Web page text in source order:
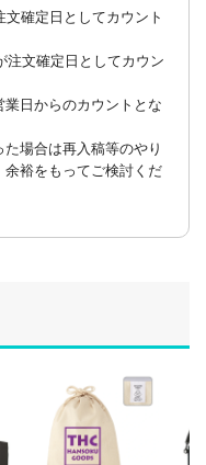
確定日としてカウント
注文確定日としてカウン
日からのカウントとな
場合は再入稿等のやり
裕をもってご検討くだ